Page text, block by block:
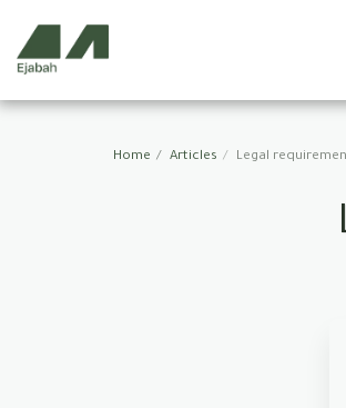
Home Articles Legal